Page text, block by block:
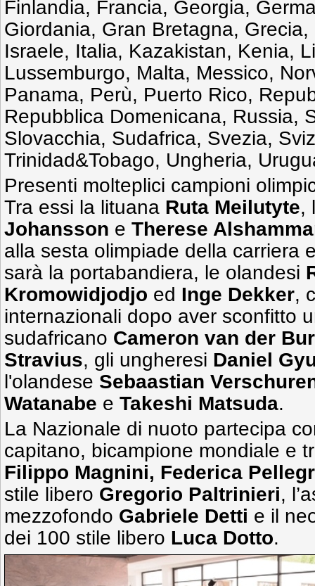
Finlandia, Francia, Georgia,
Giordania, Gran Bretagna,
Israele, Italia, Kazakistan, Kenia,
Lussemburgo, Malta, Messico,
Panama, Perù, Puerto Rico,
Repubblica Domenicana, Russia,
Slovacchia, Sudafrica, Svezia,
Trinidad&Tobago, Ungheria,
Presenti molteplici campioni
Tra essi la lituana Ruta Meilutyte,
Johansson e Therese
alla sesta olimpiade della carriera
sarà la portabandiera, le olandesi
Kromowidjodjo ed Inge Dekker,
internazionali dopo aver sconfitto
sudafricano Cameron van der
Stravius, gli ungheresi Daniel
l'olandese Sebaastian
Watanabe e Takeshi Matsuda.
La Nazionale di nuoto partecipa
capitano, bicampione mondiale e
Filippo Magnini, Federica
stile libero Gregorio Paltrinieri,
mezzofondo Gabriele Detti e il
dei 100 stile libero Luca Dotto.